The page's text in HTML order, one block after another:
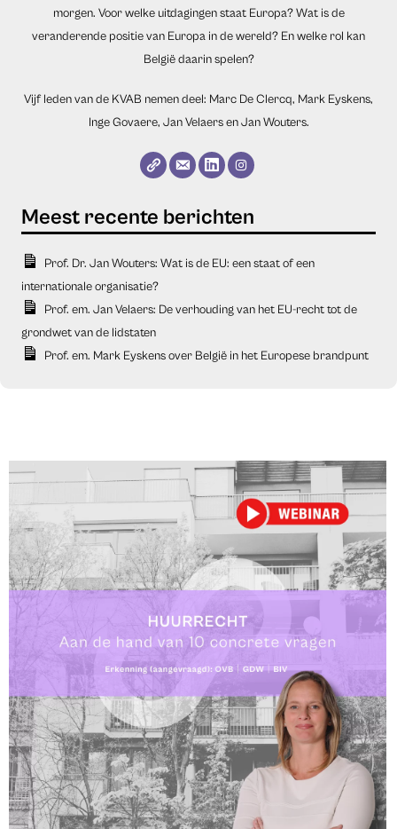
morgen. Voor welke uitdagingen staat Europa? Wat is de
veranderende positie van Europa in de wereld? En welke rol kan
België daarin spelen?
Vijf leden van de KVAB nemen deel: Marc De Clercq, Mark Eyskens,
Inge Govaere, Jan Velaers en Jan Wouters.
Prof. Dr. Jan Wouters: Wat is de EU: een staat of een
internationale organisatie?
Prof. em. Jan Velaers: De verhouding van het EU-recht tot de
grondwet van de lidstaten
Prof. em. Mark Eyskens over België in het Europese brandpunt